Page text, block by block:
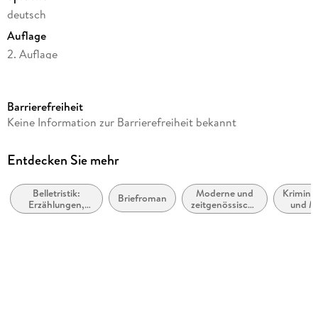
deutsch
Auflage
2. Auflage
Reihe
Autor/Autorin
Illustrationen
Kat Menschik
Barrierefreiheit
Keine Information zur Barrierefreiheit bekannt
Entdecken Sie mehr
Belletristik:
Erzählungen,
Kurzgeschichten,
Briefroman
Moderne und
zeitgenössische
Belletristik:
und